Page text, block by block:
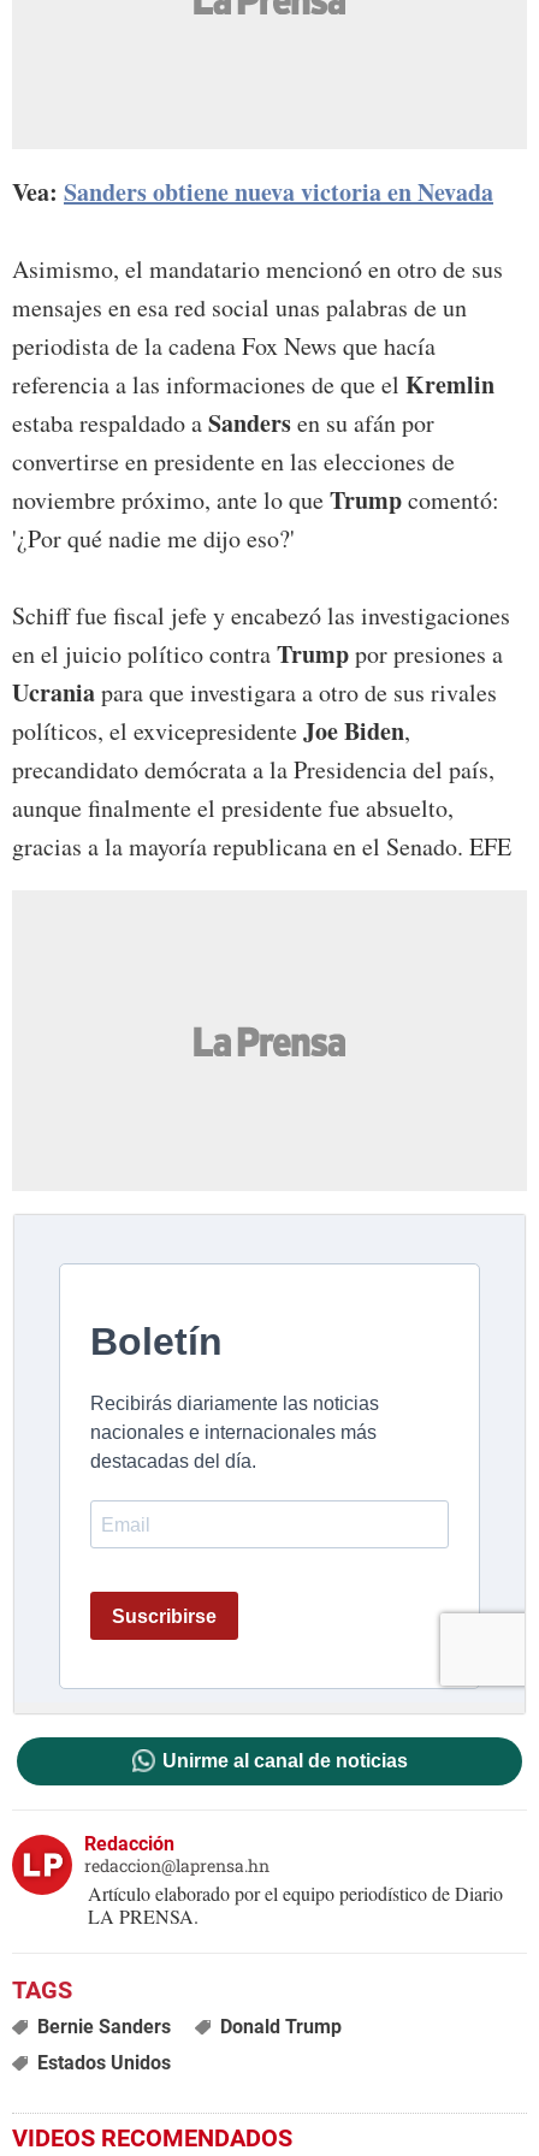
Vea: Sanders obtiene nueva victoria en Nevada
Asimismo, el mandatario mencionó en otro de sus
mensajes en esa red social unas palabras de un
periodista de la cadena Fox News que hacía
referencia a las informaciones de que el Kremlin
estaba respaldado aSandersen su afán por
convertirse en presidente en las elecciones de
noviembre próximo, ante lo queTrumpcomentó:
'¿Por qué nadie me dijo eso?'
Schiff fue fiscal jefe y encabezó las investigaciones
en el juicio político contraTrumppor presiones a
Ucraniapara que investigara a otro de sus rivales
políticos, el exvicepresidenteJoe Biden,
precandidato demócrata a la Presidencia del país,
aunque finalmente el presidente fue absuelto,
gracias a la mayoría republicana en el Senado. EFE
Unirme al canal de noticias
Redacción
redaccion@laprensa.hn
Artículo elaborado por el equipo periodístico de Diario
LA PRENSA.
Bernie Sanders
Donald Trump
Estados Unidos
VIDEOS RECOMENDADOS